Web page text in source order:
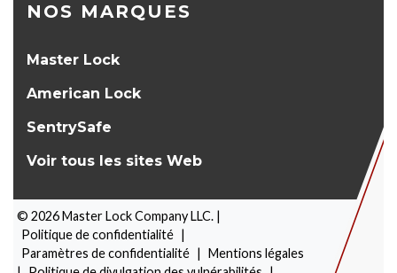
NOS MARQUES
Master Lock
American Lock
SentrySafe
Voir tous les sites Web
© 2026Master Lock Company LLC. |
Politique de confidentialité |
Paramètres de confidentialité | Mentions légales